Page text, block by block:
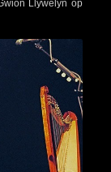
Llywelyn op